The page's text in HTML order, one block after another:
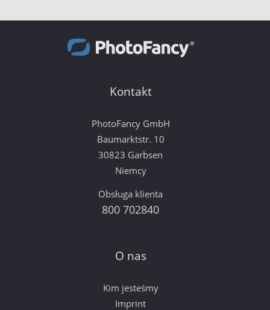
Kontakt
PhotoFancy GmbH
Baumarktstr. 10
30823 Garbsen
Niemcy
Obsługa klienta
800 702840
O nas
Kim jesteśmy
Imprint